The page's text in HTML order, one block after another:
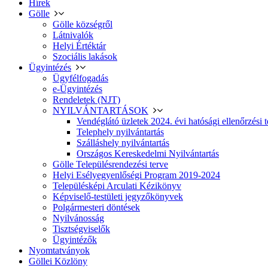
Hírek
Gölle
Gölle községről
Látnivalók
Helyi Értéktár
Szociális lakások
Ügyintézés
Ügyfélfogadás
e-Ügyintézés
Rendeletek (NJT)
NYILVÁNTARTÁSOK
Vendéglátó üzletek 2024. évi hatósági ellenőrzési
Telephely nyilvántartás
Szálláshely nyilvántartás
Országos Kereskedelmi Nyilvántartás
Gölle Településrendezési terve
Helyi Esélyegyenlőségi Program 2019-2024
Településképi Arculati Kézikönyv
Képviselő-testületi jegyzőkönyvek
Polgármesteri döntések
Nyilvánosság
Tisztségviselők
Ügyintézők
Nyomtatványok
Göllei Közlöny